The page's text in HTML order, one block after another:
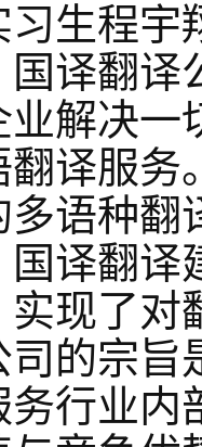
生程宇
国译翻
解决
译服
语种翻
译翻译
现了
的宗
行业